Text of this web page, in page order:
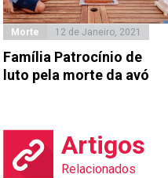
Morte 12 de Janeiro, 2021
Família Patrocínio de
luto pela morte da avó
Artigos
Relacionados